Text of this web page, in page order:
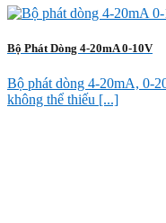
Bộ Phát Dòng 4-20mA 0-10V
Bộ phát dòng 4-20mA, 0-
không thể thiếu [...]